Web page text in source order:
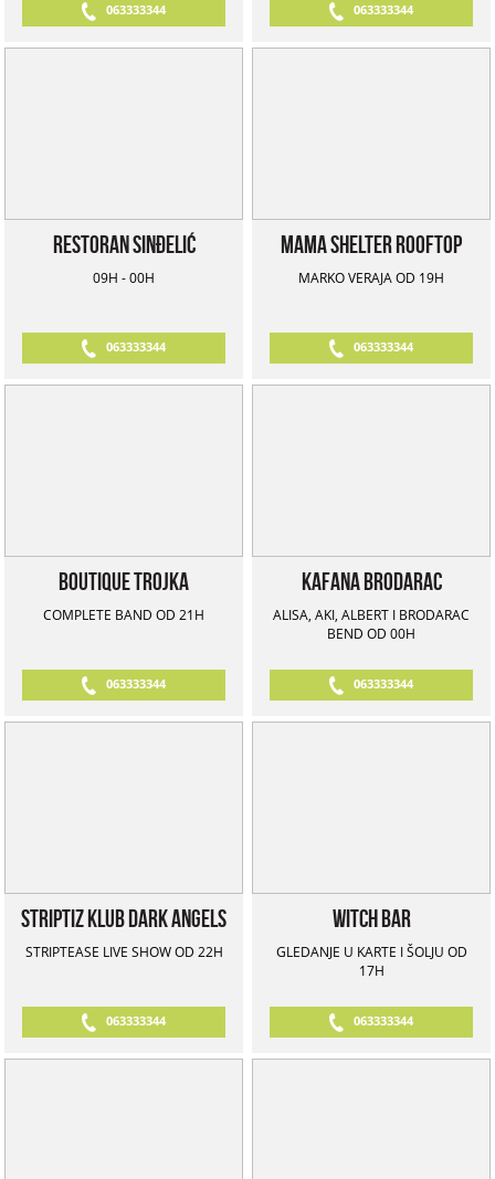
063333344 063333344
Restoran Sinđelić
09H - 00H
063333344
Mama Shelter Rooftop
MARKO VERAJA OD 19H
063333344
Boutique Trojka
COMPLETE BAND OD 21H
063333344
Kafana Brodarac
ALISA, AKI, ALBERT I BRODARAC
BEND OD 00H
063333344
Striptiz klub Dark Angels
STRIPTEASE LIVE SHOW OD 22H
063333344
Witch Bar
GLEDANJE U KARTE I ŠOLJU OD
17H
063333344